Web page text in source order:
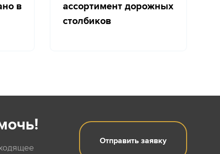
в
ассортимент дорожных
столбиков
Отправить заявку